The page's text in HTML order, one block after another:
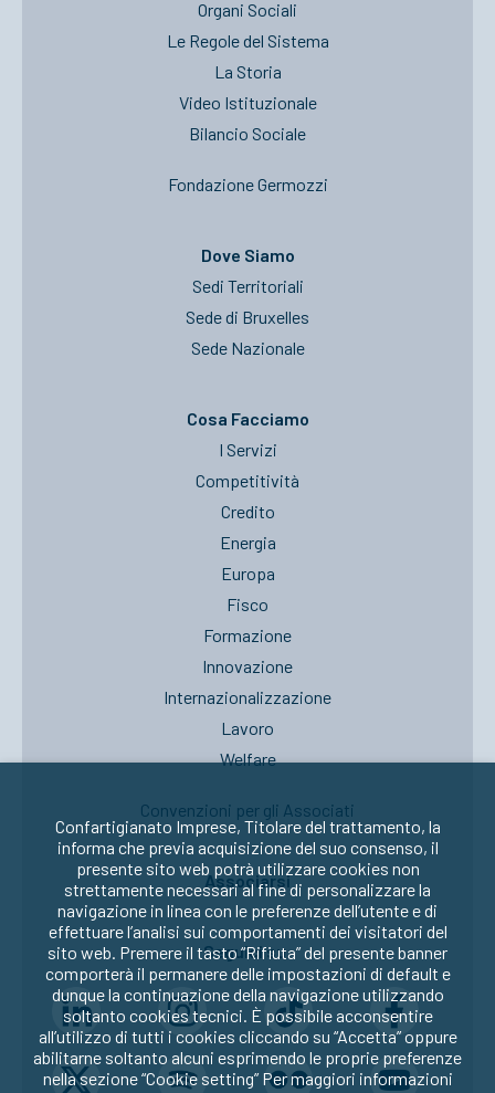
Organi Sociali
Le Regole del Sistema
La Storia
Video Istituzionale
Bilancio Sociale
Fondazione Germozzi
Dove Siamo
Sedi Territoriali
Sede di Bruxelles
Sede Nazionale
Cosa Facciamo
I Servizi
Competitività
Credito
Energia
Europa
Fisco
Formazione
Innovazione
Internazionalizzazione
Lavoro
Welfare
Convenzioni per gli Associati
Associarsi
Seguici su:
Confartigianato Imprese, Titolare del trattamento, la
informa che previa acquisizione del suo consenso, il
presente sito web potrà utilizzare cookies non
strettamente necessari al fine di personalizzare la
navigazione in linea con le preferenze dell’utente e di
effettuare l’analisi sui comportamenti dei visitatori del
sito web. Premere il tasto “Rifiuta” del presente banner
comporterà il permanere delle impostazioni di default e
dunque la continuazione della navigazione utilizzando
soltanto cookies tecnici. È possibile acconsentire
all’utilizzo di tutti i cookies cliccando su “Accetta” oppure
abilitarne soltanto alcuni esprimendo le proprie preferenze
nella sezione “Cookie setting” Per maggiori informazioni